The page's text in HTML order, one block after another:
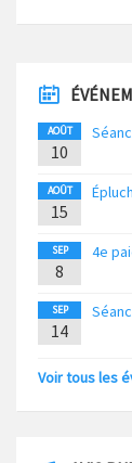
AOÛT
10
AOÛT
15
SEP
8
4e
SEP
14
Voir tous les